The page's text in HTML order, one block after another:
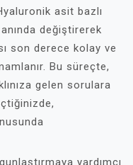
asit bazlı
değiştirerek
son derece kolay ve
Bu süreçte,
gelen sorulara
yardımcı